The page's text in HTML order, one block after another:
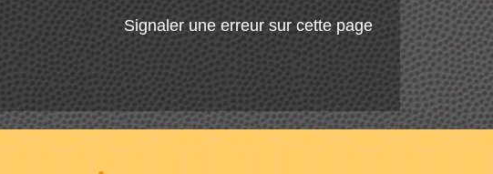
Signaler une erreur sur cette page